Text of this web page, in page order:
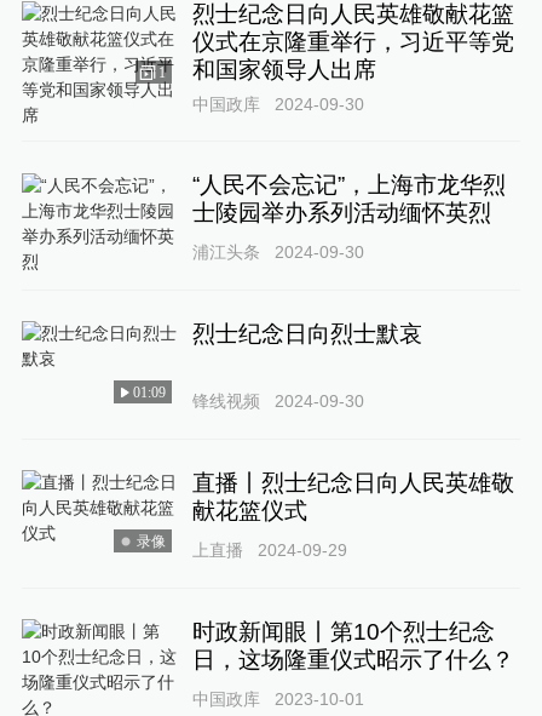
1
烈士纪念日向人民英雄敬献花篮
仪式在京隆重举行，习近平等党
和国家领导人出席
中国政库 2024-09-30
“人民不会忘记”，上海市龙华烈
士陵园举办系列活动缅怀英烈
浦江头条 2024-09-30
01:09
烈士纪念日向烈士默哀
锋线视频 2024-09-30
录像
直播丨烈士纪念日向人民英雄敬
献花篮仪式
上直播 2024-09-29
时政新闻眼丨第10个烈士纪念
日，这场隆重仪式昭示了什么？
中国政库 2023-10-01